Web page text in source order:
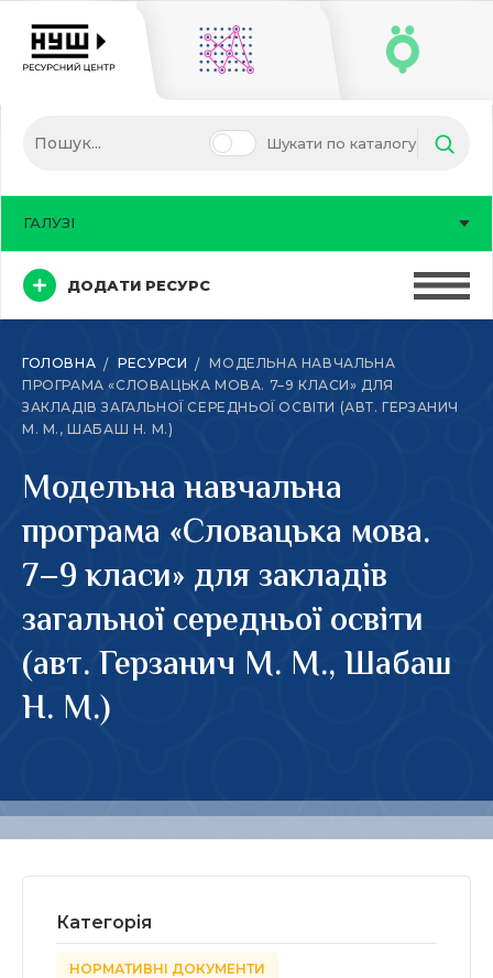
Шукати по каталогу
ДОДАТИ РЕСУРС
ГАЛУЗІ
ГОЛОВНА РЕСУРСИ
МОДЕЛЬНА НАВЧАЛЬНА
ПРОГРАМА «СЛОВАЦЬКА МОВА. 7–9 КЛАСИ» ДЛЯ
ЗАКЛАДІВ ЗАГАЛЬНОЇ СЕРЕДНЬОЇ ОСВІТИ (АВТ. ГЕРЗАНИЧ
М. М., ШАБАШ Н. М.)
Модельна навчальна
програма «Словацька мова.
7–9 класи» для закладів
загальної середньої освіти
(авт. Герзанич М. М., Шабаш
Н. М.)
Категорія
НОРМАТИВНІ ДОКУМЕНТИ